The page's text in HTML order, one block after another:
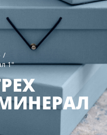
/
1"